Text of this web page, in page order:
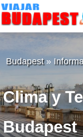
Budapest »
Clima y
Budapest